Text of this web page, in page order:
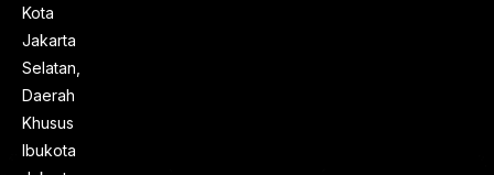
Kota
Jakarta
Selatan,
Daerah
Khusus
Ibukota